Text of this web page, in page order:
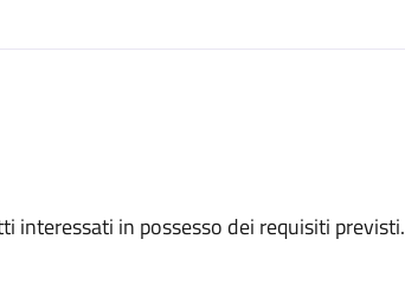
interessati in possesso dei requisiti previsti.